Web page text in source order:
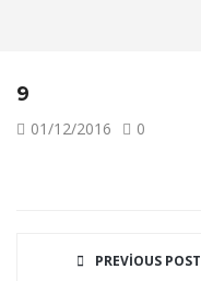
9
01/12/2016 0
PREVIOUS POST